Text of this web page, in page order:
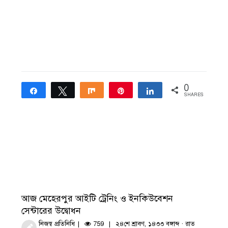
Share Tweet Share Share 0
SHARES
আজ মেহেরপুর আইটি ট্রেনিং ও ইনকিউবেশন
সেন্টারের উদ্বোধন
নিজস্ব প্রতিনিধি 759 ২৪শে শ্রাবণ, ১৪৩৩ বঙ্গাব্দ · রাত